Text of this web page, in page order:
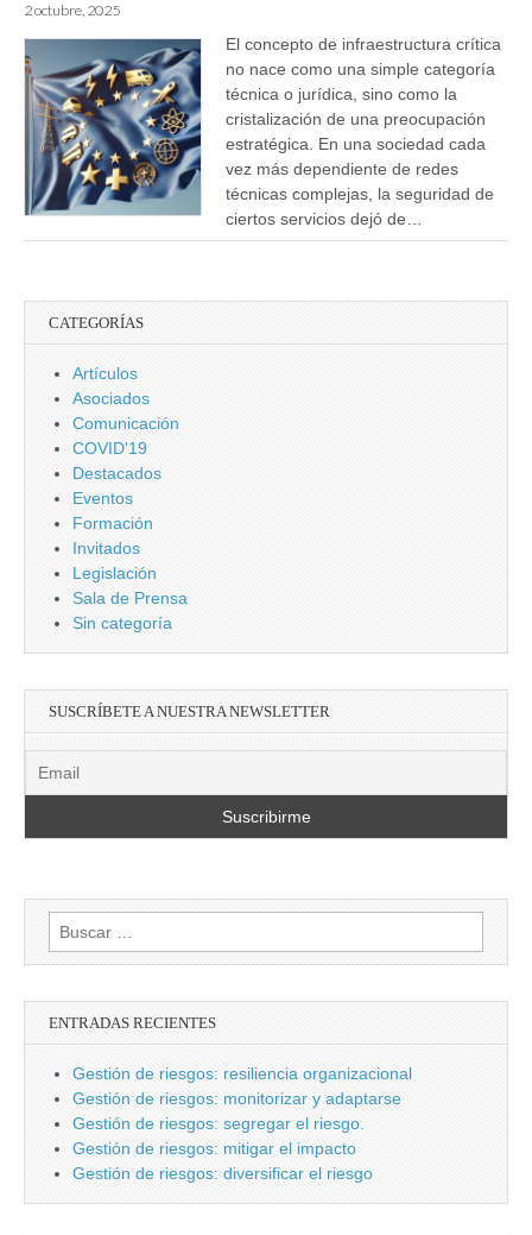
2 octubre, 2025
El concepto de infraestructura crítica
no nace como una simple categoría
técnica o jurídica, sino como la
cristalización de una preocupación
estratégica. En una sociedad cada
vez más dependiente de redes
técnicas complejas, la seguridad de
ciertos servicios dejó de…
CATEGORÍAS
Artículos
Asociados
Comunicación
COVID'19
Destacados
Eventos
Formación
Invitados
Legislación
Sala de Prensa
Sin categoría
SUSCRÍBETE A NUESTRA NEWSLETTER
Buscar:
ENTRADAS RECIENTES
Gestión de riesgos: resiliencia organizacional
Gestión de riesgos: monitorizar y adaptarse
Gestión de riesgos: segregar el riesgo.
Gestión de riesgos: mitigar el impacto
Gestión de riesgos: diversificar el riesgo